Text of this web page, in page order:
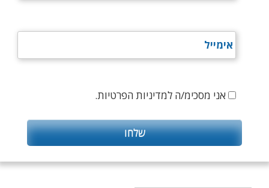
אני מסכימ/ה למדיניות הפרטיות.